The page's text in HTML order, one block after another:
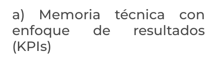
a) Memoria técnica con
enfoque de resultados
(KPIs)